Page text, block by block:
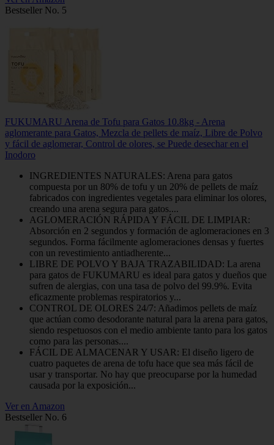
Bestseller No. 5
FUKUMARU Arena de Tofu para Gatos 10.8kg - Arena
aglomerante para Gatos, Mezcla de pellets de maíz, Libre de Polvo
y fácil de aglomerar, Control de olores, se Puede desechar en el
Inodoro
INGREDIENTES NATURALES: Arena para gatos
compuesta por un 80% de tofu y un 20% de pellets de maíz
fabricados con ingredientes vegetales para eliminar los olores,
creando una arena segura para gatos....
AGLOMERACIÓN RÁPIDA Y FÁCIL DE LIMPIAR:
Absorción en 2 segundos y formación de aglomeraciones en 3
segundos. Forma fácilmente aglomeraciones densas y fuertes
con un revestimiento antiadherente...
LIBRE DE POLVO Y BAJA TRAZABILIDAD: La arena
para gatos de FUKUMARU es ideal para gatos y dueños que
sufren de alergias, con una tasa de polvo del 99.9%. Evita
eficazmente problemas respiratorios y...
CONTROL DE OLORES 24/7: Añadimos pellets de maíz
que actúan como desodorante natural para la arena para gatos,
siendo respetuosos con el medio ambiente tanto para los gatos
como para las personas....
FÁCIL DE ALMACENAR Y USAR: El diseño ligero de
cuatro paquetes de arena de tofu hace que sea más fácil de
usar y transportar. No hay que preocuparse por la humedad
causada por la exposición...
Ver en Amazon
Bestseller No. 6